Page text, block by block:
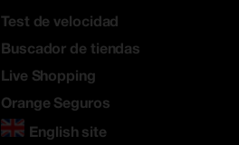
Test de velocidad
Buscador de tiendas
Live Shopping
Orange Seguros
English site